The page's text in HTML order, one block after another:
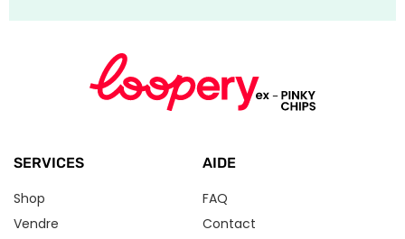
SERVICES
Shop
Vendre
AIDE
FAQ
Contact